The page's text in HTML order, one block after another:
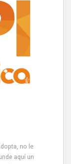
no le
aquí un